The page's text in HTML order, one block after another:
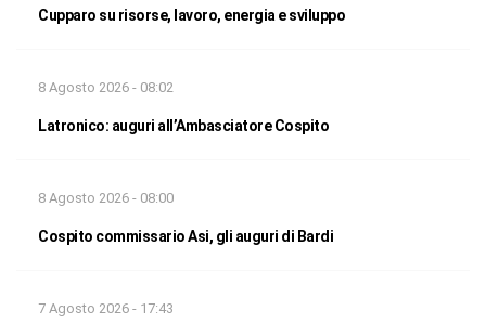
Cupparo su risorse, lavoro, energia e sviluppo
8 Agosto 2026 - 08:02
Latronico: auguri all’Ambasciatore Cospito
8 Agosto 2026 - 08:00
Cospito commissario Asi, gli auguri di Bardi
7 Agosto 2026 - 17:43